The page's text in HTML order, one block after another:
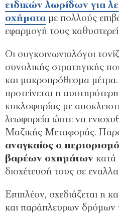
ειδικών λωρίδων για
οχήματα με πολλούς
εφαρμογή τους
Οι συγκοινωνιολόγοι
συνολικής στρατηγικής
και μακροπρόθεσμα
προτείνεται η
κυκλοφορίας με
λεωφορεία ώστε να
Μαζικής Μεταφοράς.
αναγκαίος ο
βαρέων οχημάτων κατά
διοχέτευσή τους σε
Επιπλέον, σχεδιάζεται η
και παράπλευρων δρόμων